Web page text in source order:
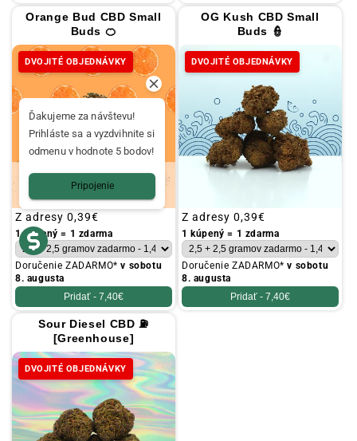
Orange Bud CBD Small
Buds 🍊
DVOJITÉ OBJEDNÁVKY
Obvyklá
cena
Z adresy 0,39€
1 kúpený = 1 zdarma
Doručenie ZADARMO*v sobotu
8. augusta
Pridať - 7,40€
OG Kush CBD Small
Buds 👮
DVOJITÉ OBJEDNÁVKY
Obvyklá
cena
Z adresy 0,39€
1 kúpený = 1 zdarma
Doručenie ZADARMO*v sobotu
8. augusta
Pridať - 7,40€
Sour Diesel CBD ⛽
[Greenhouse]
DVOJITÉ OBJEDNÁVKY
Ďakujeme za návštevu!
Prihláste sa a vyzdvihnite si
odmenu v hodnote 5 bodov!
Pripojenie